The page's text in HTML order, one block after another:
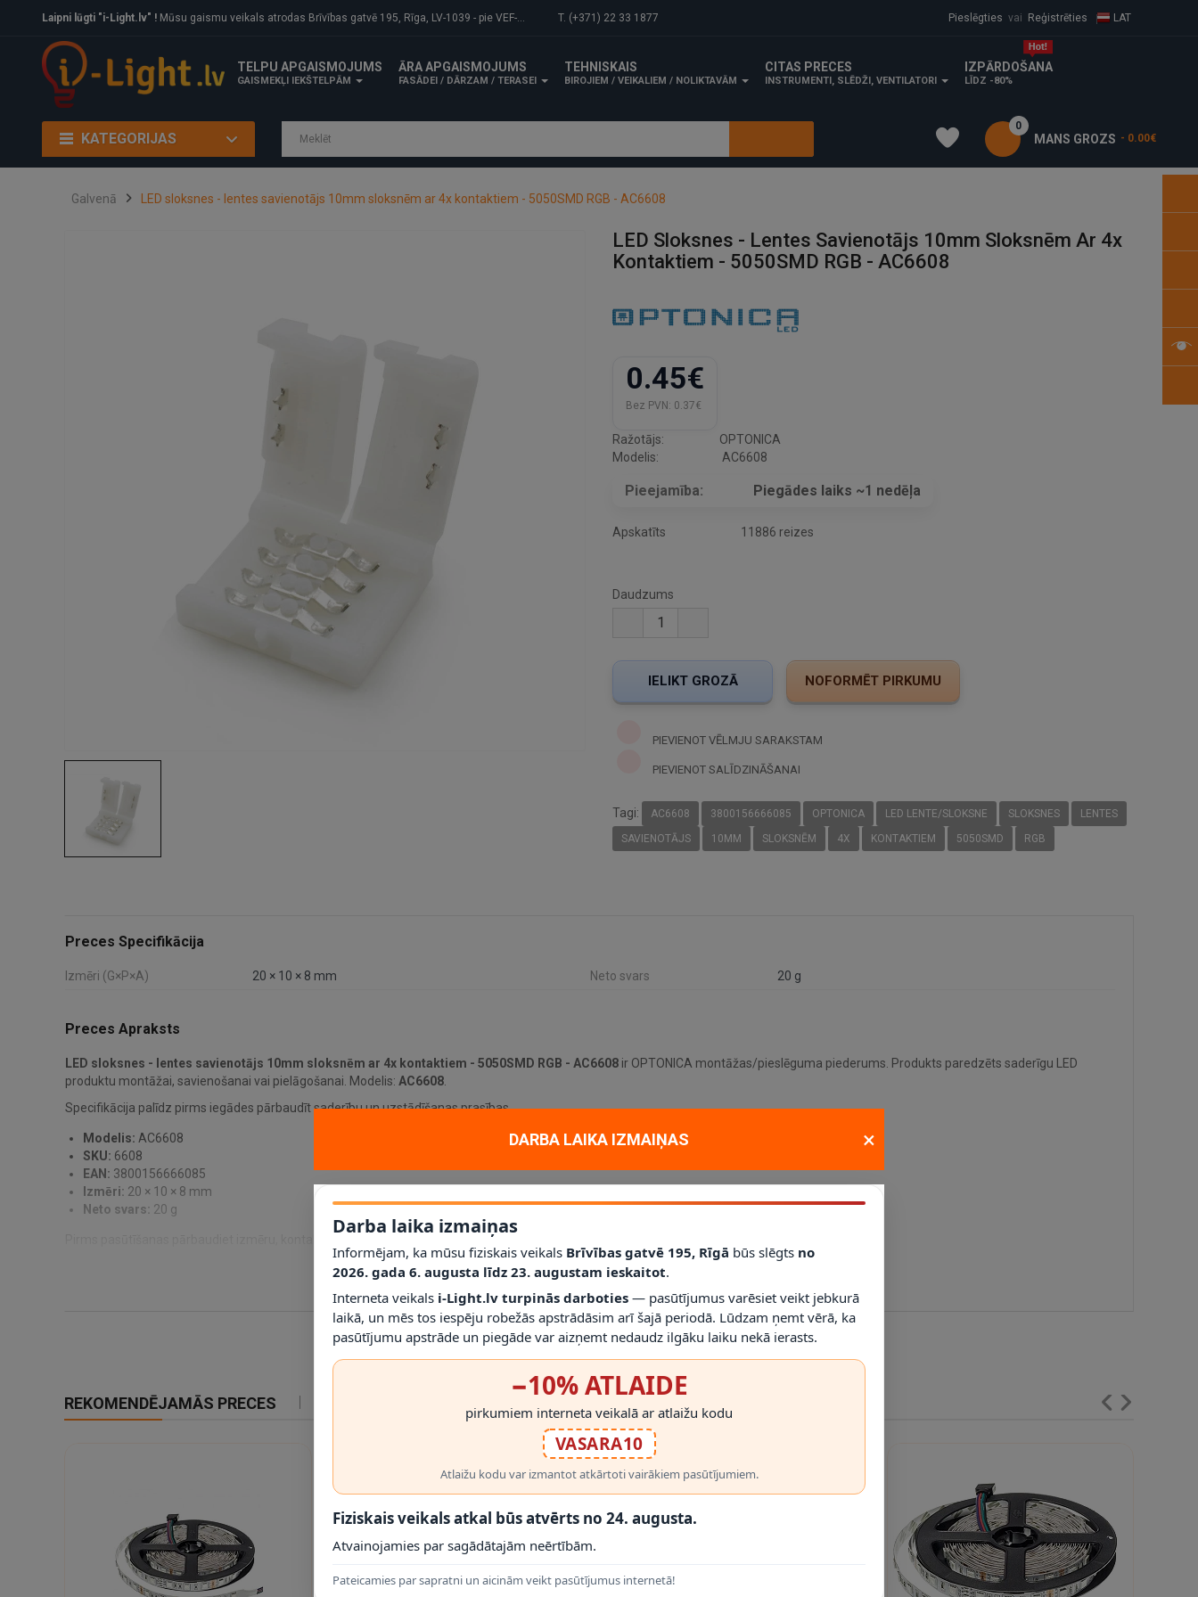
Laipni lūgti "i-Light.lv" ! Mūsu gaismu veikals atrodas Brīvības gatvē 195, Rīga, LV-1039 - pie VEF-Gaisa tilta. T. (+371) 22 33 1877 Pieslēgties vai Reģistrēties LAT
TELPU APGAISMOJUMS
GAISMEKĻI IEKŠTELPĀM
ĀRA APGAISMOJUMS
FASĀDEI / DĀRZAM / TERASEI
TEHNISKAIS
BIROJIEM / VEIKALIEM / NOLIKTAVĀM
CITAS PRECES
INSTRUMENTI, SLĒDŽI, VENTILATORI
IZPĀRDOŠANA
LĪDZ -80%
KATEGORIJAS MANS GROZS
0
- 0.00€
Galvenā LED sloksnes - lentes savienotājs 10mm sloksnēm ar 4x kontaktiem - 5050SMD RGB - AC6608
LED Sloksnes - Lentes Savienotājs 10mm Sloksnēm Ar 4x
Kontaktiem - 5050SMD RGB - AC6608
0.45€
Bez PVN: 0.37€
Ražotājs:
OPTONICA
Modelis:
AC6608
Pieejamība: Piegādes laiks ~1 nedēļa
Apskatīts 11886 reizes
Daudzums
PIEVIENOT VĒLMJU SARAKSTAM
PIEVIENOT SALĪDZINĀŠANAI
Tagi: AC6608 3800156666085 OPTONICA LED LENTE/SLOKSNE SLOKSNES
LENTES
SAVIENOTĀJS
10MM SLOKSNĒM 4X KONTAKTIEM 5050SMD RGB
Preces Specifikācija
Izmēri (G×P×A) 20 × 10 × 8 mm Neto svars 20 g
Preces Apraksts
LED sloksnes - lentes savienotājs 10mm sloksnēm ar 4x kontaktiem - 5050SMD RGB - AC6608 ir OPTONICA montāžas/pieslēguma piederums. Produkts paredzēts saderīgu LED
produktu montāžai, savienošanai vai pielāgošanai. Modelis: AC6608
Specifikācija palīdz pirms iegādes pārbaudīt saderību un uzstādīšanas prasības.
Modelis: AC6608
SKU: 6608
EAN: 3800156666085
Izmēri: 20 × 10 × 8 mm
Neto svars: 20 g
Pirms pasūtīšanas pārbaudiet izmēru, kontaktu tipu un produktu sērijas saderību.
RĀDĪT VAIRĀK
REKOMENDĒJAMĀS PRECES
DARBA LAIKA IZMAIŅAS ×
Darba laika izmaiņas
Informējam, ka mūsu fiziskais veikals Brīvības gatvē 195, Rīgā būs slēgts no
2026. gada 6. augusta līdz 23. augustam ieskaitot.
Interneta veikals i-Light.lv turpinās darboties — pasūtījumus varēsiet veikt jebkurā
laikā, un mēs tos iespēju robežās apstrādāsim arī šajā periodā. Lūdzam ņemt vērā, ka
pasūtījumu apstrāde un piegāde var aizņemt nedaudz ilgāku laiku nekā ierasts.
−10% ATLAIDE
pirkumiem interneta veikalā ar atlaižu kodu
VASARA10
Atlaižu kodu var izmantot atkārtoti vairākiem pasūtījumiem.
Fiziskais veikals atkal būs atvērts no 24. augusta.
Atvainojamies par sagādātajām neērtībām.
Pateicamies par sapratni un aicinām veikt pasūtījumus internetā!